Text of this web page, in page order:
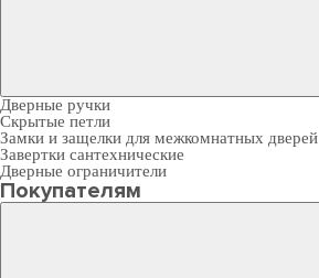
Дверные ручки
Скрытые петли
Замки и защелки для межкомнатных дверей
Завертки сантехнические
Дверные ограничители
Покупателям